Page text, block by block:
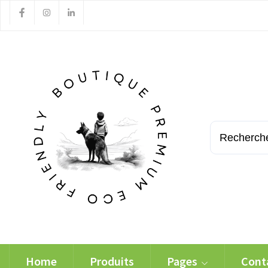
Home Produits Pages